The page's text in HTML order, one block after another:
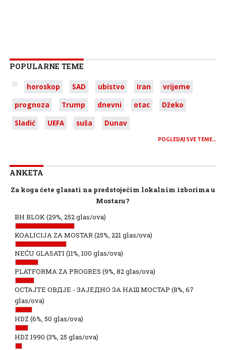
POPULARNE TEME
horoskop SAD ubistvo Iran
vrijeme
prognoza
Trump dnevni otac
Džeko
Sladić
UEFA suša Dunav
POGLEDAJ SVE TEME…
ANKETA
Za koga ćete glasati na predstojećim lokalnim izborima u
Mostaru?
BH BLOK(29%, 252 glas/ova)
KOALICIJA ZA MOSTAR(25%, 221 glas/ova)
NEĆU GLASATI (11%, 100 glas/ova)
PLATFORMA ZA PROGRES (9%, 82 glas/ova)
ОСТАЈТЕ ОВДЈЕ - ЗАЈЕДНО ЗА НАШ МОСТАР (8%, 67
glas/ova)
HDZ (6%, 50 glas/ova)
HDZ 1990 (3%, 25 glas/ova)